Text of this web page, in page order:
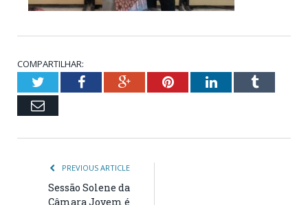
COMPARTILHAR:
TwitterFacebookGoogle+PinterestLinkedInTumblr
Email
PREVIOUS ARTICLE
Sessão Solene da
Câmara Jovem é